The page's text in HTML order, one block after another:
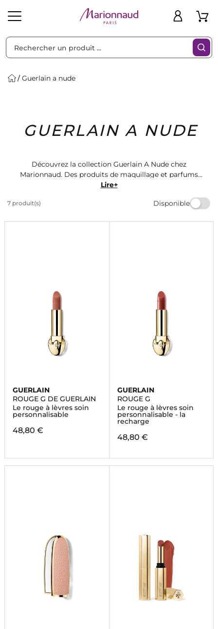
Solaire Homme Marques Idées
Cadeaux
Bons
Plans
Guerlain a nude
GUERLAIN A NUDE
Découvrez la collection Guerlain A Nude chez
Marionnaud. Des produits de maquillage et parfums
pour sublimer votre beauté naturelle. Trouvez votre
rouges à lèvres et vernis à ongles. Offrez-vous le luxe
Lire+
7 produit(s) Disponible
Filtres
GUERLAIN
ROUGE G DE GUERLAIN
Le rouge à lèvres soin
personnalisable
48,80 €
GUERLAIN
ROUGE G
Le rouge à lèvres soin
personnalisable - la
recharge
48,80 €